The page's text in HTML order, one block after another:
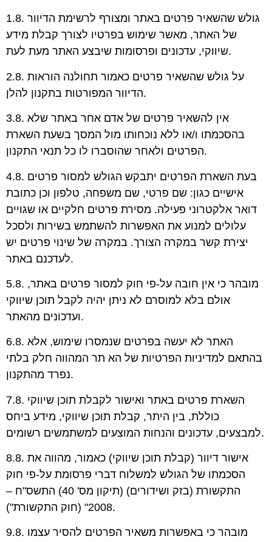
1.8. גולש שהשאיר פרטים באתר ומצורף לרשימת הדיוור
של האתר, מאשר שימוש בפרטיו לצורך קבלת מידע
שיווקי, עדכונים ופרסומות שיבצע האתר מעת לעת.
2.8. על גולש שהשאיר פרטים כאמור תחולנה הוראות
הדיוור המפורטות בתקנון להלן.
3.8. אין להשאיר פרטים של אדם אחר באתר שלא
בהסכמתו ו/או ללא נוכחותו מול המסך בשעת השארת
הפרטים ולאחר שהוסברו לו כל תנאי התקנון.
4.8. בעת השארת הפרטים יתבקש הגולש למסור פרטים
אישיים כגון: שם פרטי, שם משפחה, טלפון וכן כתובת
דואר אלקטרוני פעילה. מסירת פרטים חלקיים או שגויים
עלולים למנוע את האפשרות להשתמש בשירות ולסכל
יצירת קשר במקרה הצורך. במקרה של שינוי פרטים יש
לעדכנם באתר.
5.8. מובהר כי אין חובה על-פי חוק למסור פרטים באתר,
אולם בלא למוסרם לא ניתן יהיה לקבל תוכן שיווקי
ועדכונים מהאתר.
6.8. האתר לא יעשה בפרטים שנמסרו שימוש, אלא
בהתאם למדיניות הפרטיות של הא תר המהווה חלק בלתי
נפרד מהתקנון.
7.8. השארת פרטים באתר ואישור לקבלת תוכן שיווקי
כוללת, בין היתר, קבלת תוכן שיווקי, מידע ביחס
למבצעים, עדכונים והנחות המוצעים למשתמשים רשומים.
8.8. אישור דיוור (קבלת תוכן שיווקי) כאמור, מהווה את
הסכמתו של הגולש למשלוח דברי פרסומת על-פי חוק
התקשורת (בזק ושידורים) (תיקון מס' 40) התשס"ח –
2008" (חוק התקשורת").
9.8. מובהר כי באפשרות משאיר הפרטים להסיר עצמו